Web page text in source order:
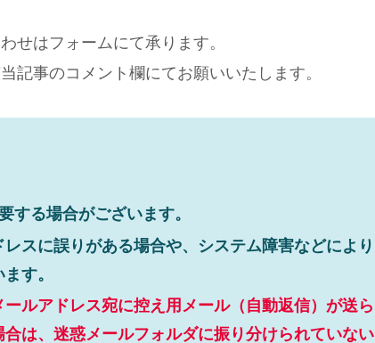
せはフォームにて承ります。
記事のコメント欄にてお願いいたします。
する場合がございます。
スに誤りがある場合や、システム障害などにより
す。
ルアドレス宛に控え用メール（自動返信）が送ら
は、迷惑メールフォルダに振り分けられていない